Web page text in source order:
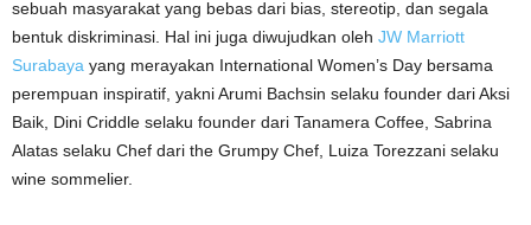
sebuah masyarakat yang bebas dari bias, stereotip, dan segala
bentuk diskriminasi. Hal ini juga diwujudkan oleh JW Marriott
Surabaya yang merayakan International Women’s Day bersama
perempuan inspiratif, yakni Arumi Bachsin selaku founder dari Aksi
Baik, Dini Criddle selaku founder dari Tanamera Coffee, Sabrina
Alatas selaku Chef dari the Grumpy Chef, Luiza Torezzani selaku
wine sommelier.